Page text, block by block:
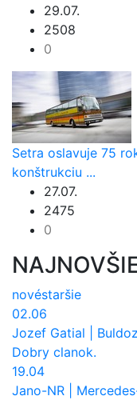
29.07.
2508
0
Setra oslavuje 75
konštrukciu ...
27.07.
2475
0
novéstaršie
02.06
Jozef Gatial
Buldozéry
Dobry clanok.
19.04
Jano-NR
Mercedes-Benz